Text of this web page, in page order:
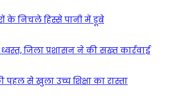
के निचले हिस्से पानी में डूबे
जिला प्रशासन ने की सख्त कार्रवाई
पहल से खुला उच्च शिक्षा का रास्ता